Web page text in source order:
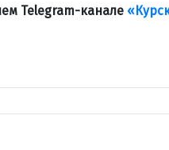
Telegram-канале